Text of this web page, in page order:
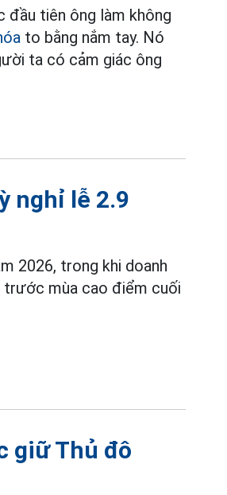
đầu tiên ông làm không
to bằng nắm tay. Nó
ta có cảm giác ông
nghỉ lễ 2.9
2026, trong khi doanh
trước mùa cao điểm cuối
giữ Thủ đô